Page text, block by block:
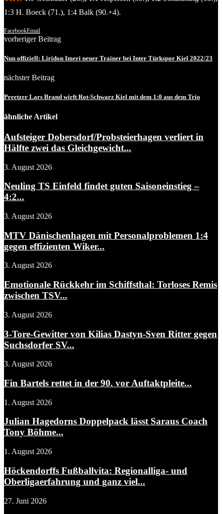
1:3 H. Boeck (71.), 1:4 Balk (90.+4).
FacebookEmail
vorheriger Beitrag
Nun offiziell: Liridon Imeri neuer Trainer bei Inter Türkspor Kiel 2022/23
nächster Beitrag
Preetzer Lars Brand wirft Rot-Schwarz Kiel mit dem 1:0 aus dem Trio
ähnliche Artikel
Aufsteiger Dobersdorf/Probsteierhagen verliert in
Hälfte zwei das Gleichgewicht...
3. August 2026
Neuling TS Einfeld findet guten Saisoneinstieg –
4:2...
3. August 2026
MTV Dänischenhagen mit Personalproblemen 1:4
gegen effizienten Wiker...
3. August 2026
Emotionale Rückkehr im Schiffsthal: Torloses Remis
zwischen TSV...
3. August 2026
3-Tore-Gewitter von Kilias Dastyn-Sven Ritter gegen
Suchsdorfer SV...
3. August 2026
Fin Bartels rettet in der 90. vor Auftaktpleite...
1. August 2026
Julian Hagedorns Doppelpack lässt Saraus Coach
Tony Böhme...
1. August 2026
Höckendorffs Fußballvita: Regionalliga- und
Oberligaerfahrung und ganz viel...
27. Juni 2026